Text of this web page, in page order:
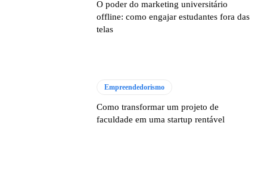
O poder do marketing universitário
offline: como engajar estudantes fora das
telas
Empreendedorismo
Como transformar um projeto de
faculdade em uma startup rentável